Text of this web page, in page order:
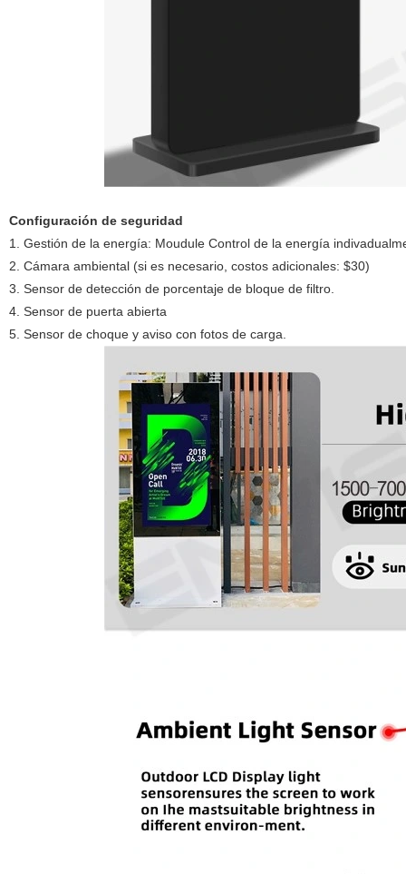
Configuración de seguridad
1. Gestión de la energía: Moudule Control de la energía
2. Cámara ambiental (si es necesario, costos adicionales: $30)
3. Sensor de detección de porcentaje de bloque de filtro.
4. Sensor de puerta abierta
5. Sensor de choque y aviso con fotos de carga.